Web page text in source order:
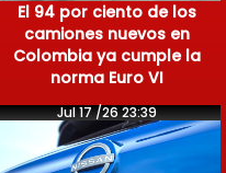
El 94 por ciento de los
camiones nuevos en
Colombia ya cumple la
norma Euro VI
Jul 17 /26 23:39